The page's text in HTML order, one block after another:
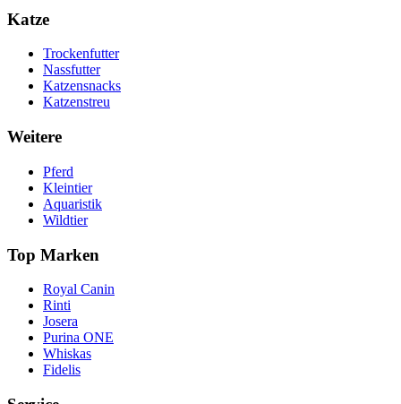
Katze
Trockenfutter
Nassfutter
Katzensnacks
Katzenstreu
Weitere
Pferd
Kleintier
Aquaristik
Wildtier
Top Marken
Royal Canin
Rinti
Josera
Purina ONE
Whiskas
Fidelis